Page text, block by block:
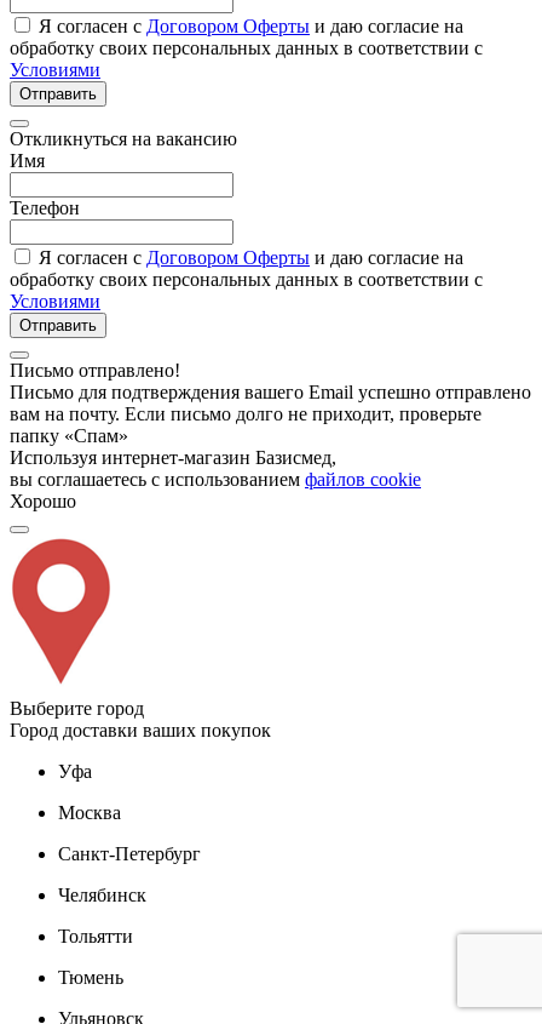
Я согласен с Договором Оферты и даю согласие на
обработку своих персональных данных в соответствии с
Условиями
Отправить
Откликнуться на вакансию
Имя
Телефон
Я согласен с Договором Оферты и даю согласие на
обработку своих персональных данных в соответствии с
Условиями
Отправить
Письмо отправлено!
Письмо для подтверждения вашего Email успешно отправлено
вам на почту. Если письмо долго не приходит, проверьте
папку «Спам»
Используя интернет-магазин Базисмед,
вы соглашаетесь с использованием файлов cookie
Хорошо
Выберите город
Город доставки ваших покупок
Уфа
Москва
Санкт-Петербург
Челябинск
Тольятти
Тюмень
Ульяновск